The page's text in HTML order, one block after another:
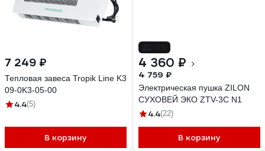
7 249 ₽
Тепловая завеса Tropik Line K3
09-0K3-05-00
4.4(5)
В корзину
4 360 ₽
4 759 ₽
Электрическая пушка ZILON
СУХОВЕЙ ЭКО ZTV-3С N1
4.4(22)
В корзину